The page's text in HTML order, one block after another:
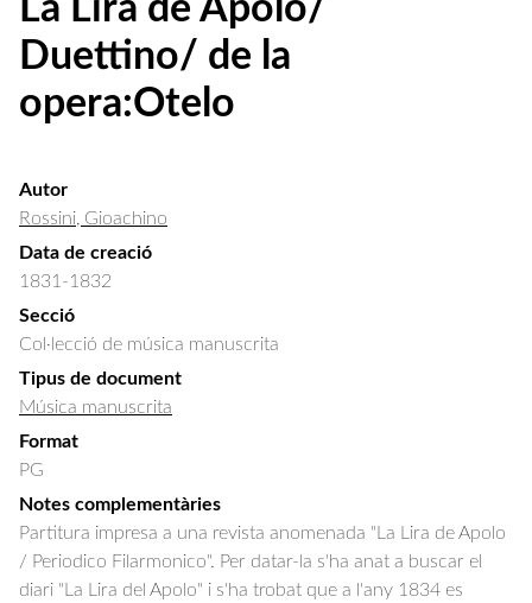
La Lira de Apolo/
Duettino/ de la
opera:Otelo
Autor
Rossini, Gioachino
Data de creació
1831-1832
Secció
Col·lecció de música manuscrita
Tipus de document
Música manuscrita
Format
PG
Notes complementàries
Partitura impresa a una revista anomenada "La Lira de Apolo
/ Periodico Filarmonico". Per datar-la s'ha anat a buscar el
diari "La Lira del Apolo" i s'ha trobat que a l'any 1834 es